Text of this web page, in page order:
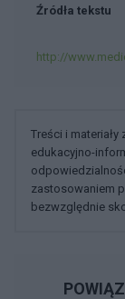
Źródła tekstu
http://
Treści i
edukacyjno-
zastosowaniem
bezwzględnie